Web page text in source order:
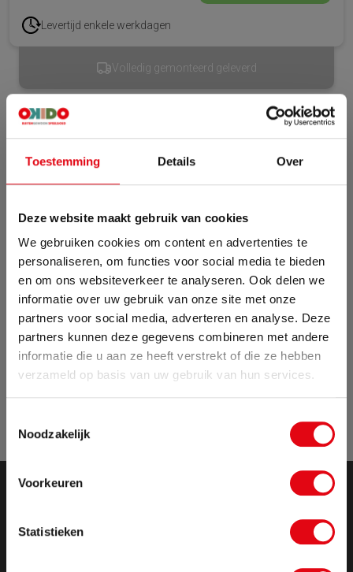
Toestemming Details Over
Deze website maakt gebruik van cookies
We gebruiken cookies om content en advertenties te
personaliseren, om functies voor social media te bieden
en om ons websiteverkeer te analyseren. Ook delen we
informatie over uw gebruik van onze site met onze
partners voor social media, adverteren en analyse. Deze
partners kunnen deze gegevens combineren met andere
informatie die u aan ze heeft verstrekt of die ze hebben
verzameld op basis van uw gebruik van hun services.
Noodzakelijk
Voorkeuren
Statistieken
Zomervakantie
vakantie. Bestellingen die in deze periode worden
Levertijd enkele werkdagen
Volledig gemonteerd geleverd
Specificaties
Levertijd
Enkele werkdagen